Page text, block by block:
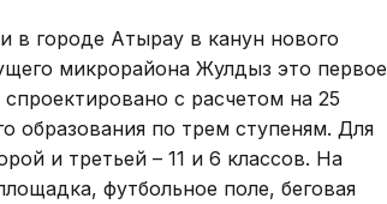
в городе Атырау в канун нового
микрорайона Жулдыз это первое
с расчетом на 25
образования по трем ступеням. Для
и третьей – 11 и 6 классов. На
футбольное поле, беговая